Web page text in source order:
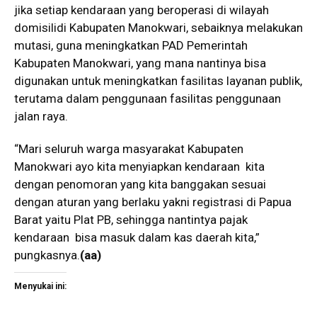
jika setiap kendaraan yang beroperasi di wilayah
domisilidi Kabupaten Manokwari, sebaiknya melakukan
mutasi, guna meningkatkan PAD Pemerintah
Kabupaten Manokwari, yang mana nantinya bisa
digunakan untuk meningkatkan fasilitas layanan publik,
terutama dalam penggunaan fasilitas penggunaan
jalan raya.
“Mari seluruh warga masyarakat Kabupaten
Manokwari ayo kita menyiapkan kendaraan kita
dengan penomoran yang kita banggakan sesuai
dengan aturan yang berlaku yakni registrasi di Papua
Barat yaitu Plat PB, sehingga nantintya pajak
kendaraan bisa masuk dalam kas daerah kita,”
pungkasnya.(aa)
Menyukai ini: